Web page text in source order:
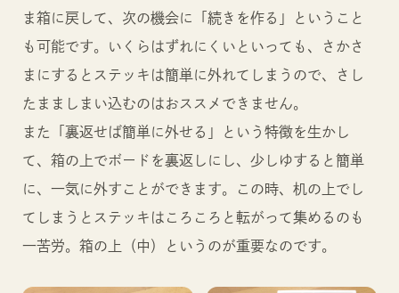
ま箱に戻して、次の機会に「続きを作る」ということ
も可能です。いくらはずれにくいといっても、さかさ
まにするとステッキは簡単に外れてしまうので、さし
たまましまい込むのはおススメできません。
また「裏返せば簡単に外せる」という特徴を生かし
て、箱の上でボードを裏返しにし、少しゆすると簡単
に、一気に外すことができます。この時、机の上でし
てしまうとステッキはころころと転がって集めるのも
一苦労。箱の上（中）というのが重要なのです。